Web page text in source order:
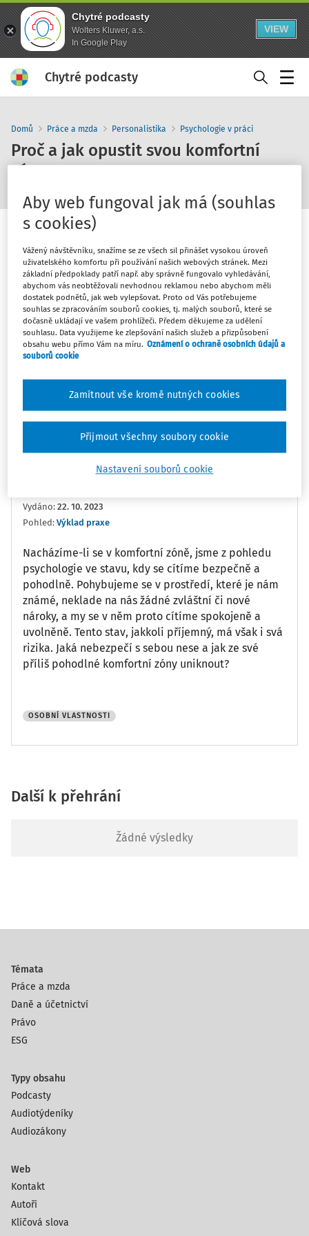
Chytré podcasty
Wolters Kluwer, a.s.
In Google Play
VIEW
Chytré podcasty
Domů Práce a mzda Personalistika Psychologie v práci
Proč a jak opustit svou komfortní
zónu
0:00 10:44
10 30 1x
Sledovat
Přepis
Vydáno: 22. 10. 2023
Pohled: Výklad praxe
Nacházíme-li se v komfortní zóně, jsme z pohledu
psychologie ve stavu, kdy se cítíme bezpečně a
pohodlně. Pohybujeme se v prostředí, které je nám
známé, neklade na nás žádné zvláštní či nové
nároky, a my se v něm proto cítíme spokojeně a
uvolněně. Tento stav, jakkoli příjemný, má však i svá
rizika. Jaká nebezpečí s sebou nese a jak ze své
příliš pohodlné komfortní zóny uniknout?
OSOBNÍ VLASTNOSTI
Další k přehrání
Žádné výsledky
Témata
Práce a mzda
Daně a účetnictví
Právo
ESG
Typy obsahu
Podcasty
Audiotýdeníky
Audiozákony
Web
Kontakt
Autoři
Klíčová slova
Aby web fungoval jak má (souhlas
s cookies)
Vážený návštěvníku, snažíme se ze všech sil přinášet vysokou úroveň
uživatelského komfortu při používání našich webových stránek. Mezi
základní předpoklady patří např. aby správně fungovalo vyhledávání,
abychom vás neobtěžovali nevhodnou reklamou nebo abychom měli
dostatek podnětů, jak web vylepšovat. Proto od Vás potřebujeme
souhlas se zpracováním souborů cookies, tj. malých souborů, které se
dočasně ukládají ve vašem prohlížeči. Předem děkujeme za udělení
souhlasu. Data využijeme ke zlepšování našich služeb a přizpůsobení
obsahu webu přímo Vám na míru. Oznámení o ochraně osobních údajů a
souborů cookie
Nastavení souborů cookie
Zamítnout vše kromě nutných cookies
Přijmout všechny soubory cookie